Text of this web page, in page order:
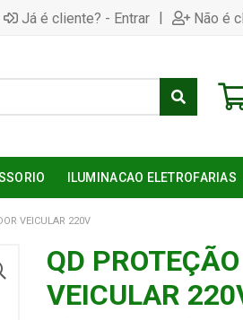
Já é cliente? - Entrar | Não é
ILUMINACAO ELETROFARIAS
VEICULAR 220V
QD
VEICULAR